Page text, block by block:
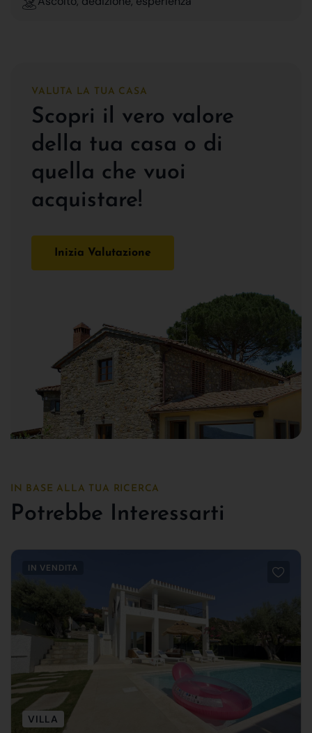
VALUTA LA TUA CASA
Scopri il vero valore
della tua casa o di
quella che vuoi
acquistare!
Inizia Valutazione
IN BASE ALLA TUA RICERCA
Potrebbe Interessarti
IN VENDITA
VILLA